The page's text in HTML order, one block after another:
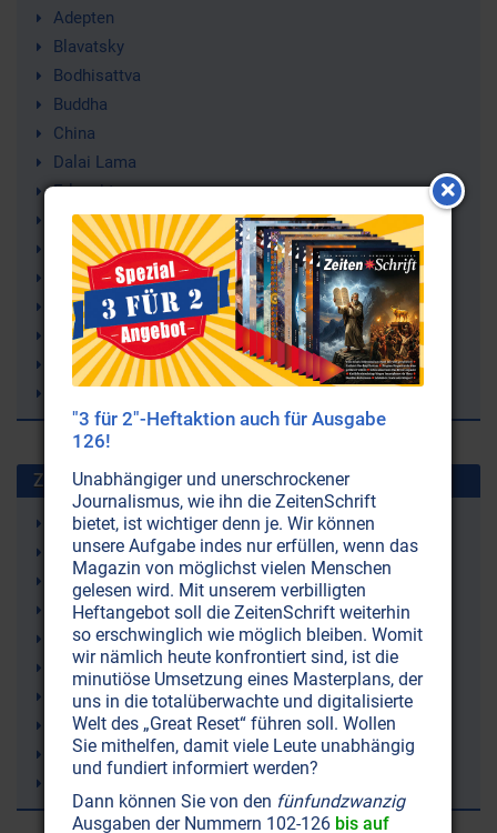
Adepten
Blavatsky
Bodhisattva
Buddha
China
Dalai Lama
Erleuchtung
Gott
Kundun
Mahatmas
Meister
Spiritualität
Tibet
Tulku
Zuletzt gesuchte Stichworte
Strahlenschutz
Just Nuisance (ein Hund)
Leukämie
9/11 (11. September 2001)
Erde
Atomenergie
Sergej N. Lazarev
Fibromyalgie (Weichteilrheuma)
Wettermanipulation (Geoengineering)
"3 für 2"-Heftaktion auch für Ausgabe
126!
Unabhängiger und unerschrockener
Journalismus, wie ihn die ZeitenSchrift
bietet, ist wichtiger denn je. Wir können
unsere Aufgabe indes nur erfüllen, wenn das
Magazin von möglichst vielen Menschen
gelesen wird. Mit unserem verbilligten
Heftangebot soll die ZeitenSchrift weiterhin
so erschwinglich wie möglich bleiben. Womit
wir nämlich heute konfrontiert sind, ist die
minutiöse Umsetzung eines Masterplans, der
uns in die totalüberwachte und digitalisierte
Welt des „Great Reset“ führen soll. Wollen
Sie mithelfen, damit viele Leute unabhängig
und fundiert informiert werden?
Dann können Sie von den fünfundzwanzig
Ausgaben der Nummern 102-126 bis auf